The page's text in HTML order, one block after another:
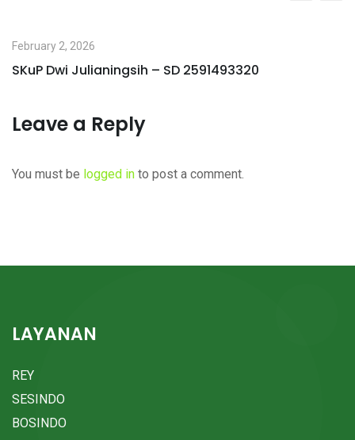
February 2, 2026
SKuP Dwi Julianingsih – SD 2591493320
Leave a Reply
You must be logged in to post a comment.
LAYANAN
REY
SESINDO
BOSINDO